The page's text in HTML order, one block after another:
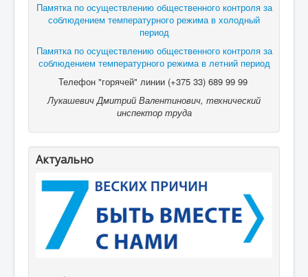
Памятка по осуществлению общественного контроля за
соблюдением температурного режима в холодный
период
Памятка по осуществлению общественного контроля за
соблюдением температурного режима в летний период
Телефон "горячей" линии (+375 33) 689 99 99
Лукашевич Дмитрий Валентинович, технический
инспектор труда
Актуально